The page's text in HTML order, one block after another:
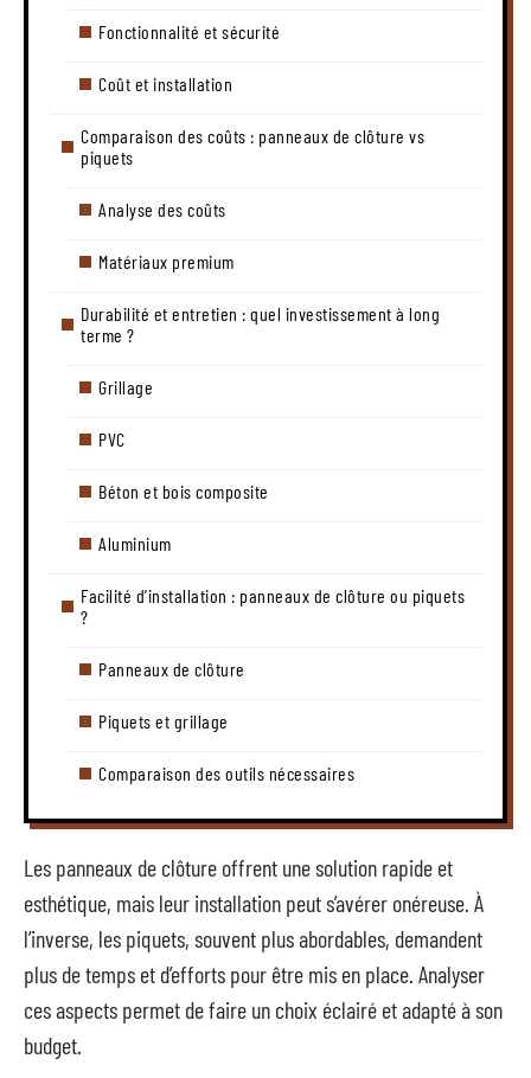
Fonctionnalité et sécurité
Coût et installation
Comparaison des coûts : panneaux de clôture vs
piquets
Analyse des coûts
Matériaux premium
Durabilité et entretien : quel investissement à long
terme ?
Grillage
PVC
Béton et bois composite
Aluminium
Facilité d’installation : panneaux de clôture ou piquets
?
Panneaux de clôture
Piquets et grillage
Comparaison des outils nécessaires
Les panneaux de clôture offrent une solution rapide et
esthétique, mais leur installation peut s’avérer onéreuse. À
l’inverse, les piquets, souvent plus abordables, demandent
plus de temps et d’efforts pour être mis en place. Analyser
ces aspects permet de faire un choix éclairé et adapté à son
budget.